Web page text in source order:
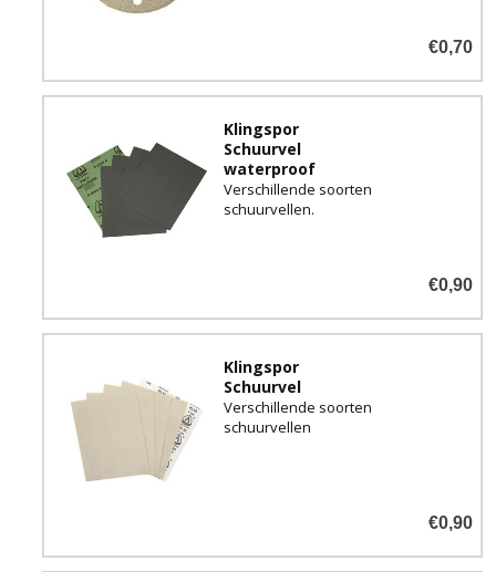
€0,70
Klingspor
Schuurvel
waterproof
Verschillende soorten
schuurvellen.
€0,90
Klingspor
Schuurvel
Verschillende soorten
schuurvellen
€0,90